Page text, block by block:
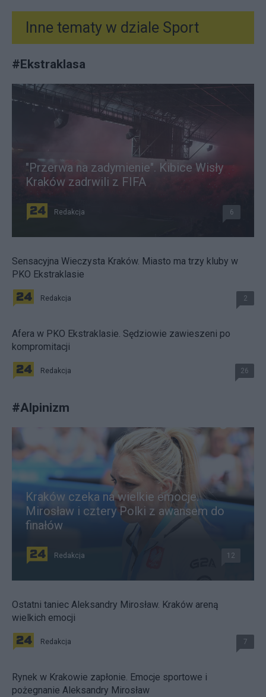
Inne tematy w dziale Sport
#Ekstraklasa
"Przerwa na zadymienie". Kibice Wisły
Kraków zadrwili z FIFA
Redakcja 6
Sensacyjna Wieczysta Kraków. Miasto ma trzy kluby w
PKO Ekstraklasie
Redakcja 2
Afera w PKO Ekstraklasie. Sędziowie zawieszeni po
kompromitacji
Redakcja 26
#Alpinizm
Kraków czeka na wielkie emocje.
Mirosław i cztery Polki z awansem do
finałów
Redakcja 12
Ostatni taniec Aleksandry Mirosław. Kraków areną
wielkich emocji
Redakcja 7
Rynek w Krakowie zapłonie. Emocje sportowe i
pożegnanie Aleksandry Mirosław